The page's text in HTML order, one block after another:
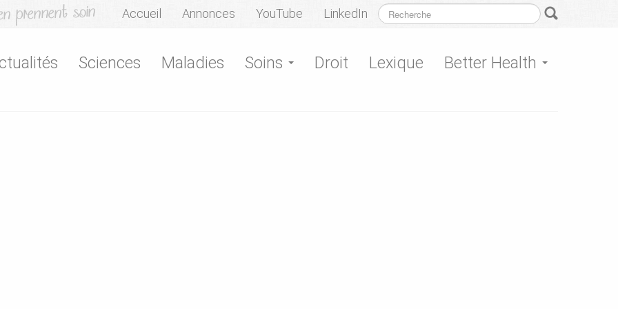
Accueil Annonces YouTube LinkedIn
Sciences Maladies Soins Droit Lexique Better Health